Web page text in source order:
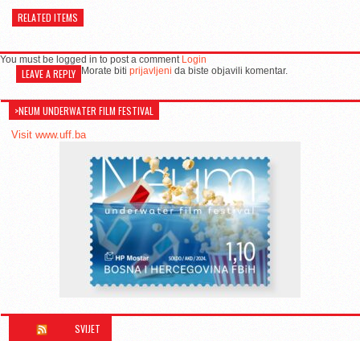
RELATED ITEMS
You must be logged in to post a comment Login
LEAVE A REPLY Morate biti prijavljeni da biste objavili komentar.
>NEUM UNDERWATER FILM FESTIVAL
Visit www.uff.ba
SVIJET